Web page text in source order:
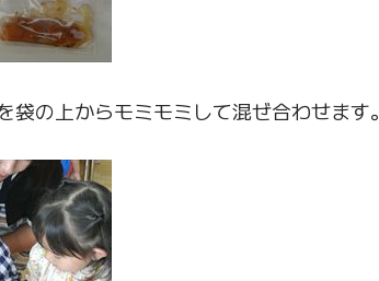
袋の上からモミモミして混ぜ合わせます。